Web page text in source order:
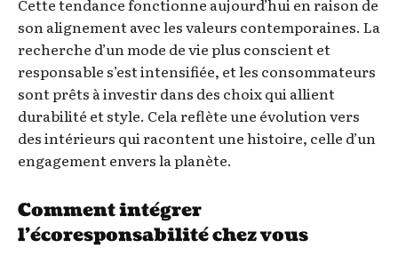
son alignement avec les valeurs contemporaines. La
recherche d’un mode de vie plus conscient et
responsable s’est intensifiée, et les consommateurs
sont prêts à investir dans des choix qui allient
durabilité et style. Cela reflète une évolution vers
des intérieurs qui racontent une histoire, celle d’un
engagement envers la planète.
Comment intégrer
l’écoresponsabilité chez vous